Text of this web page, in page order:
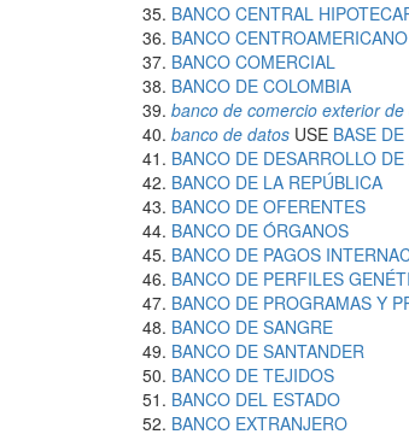
BANCO CENTRAL
BANCO
BANCO COMERCIAL
BANCO DE COLOMBIA
banco de comercio exterior
banco de datos USE BASE DE
BANCO DE DESARROLLO
BANCO DE LA REPÚBLICA
BANCO DE OFERENTES
BANCO DE ÓRGANOS
BANCO DE PAGOS
BANCO DE PERFILES
BANCO DE PROGRAMAS Y
BANCO DE SANGRE
BANCO DE SANTANDER
BANCO DE TEJIDOS
BANCO DEL ESTADO
BANCO EXTRANJERO